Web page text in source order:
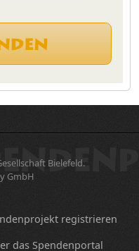
Bielefeld.
GmbH
registrieren
das Spendenportal